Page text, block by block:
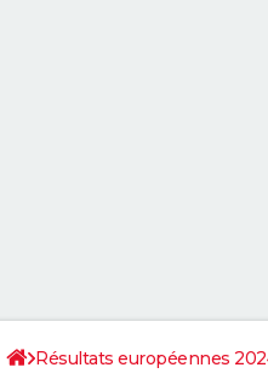
Résultats européennes